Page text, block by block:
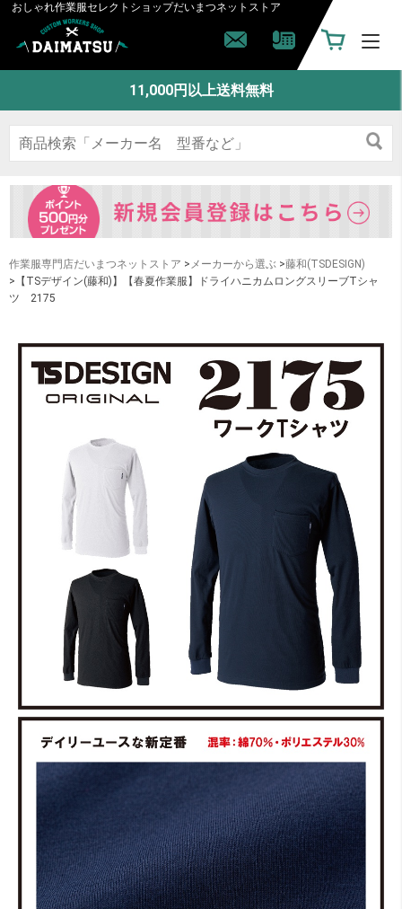
おしゃれ作業服セレクトショップだいまつネットストア
11,000円以上送料無料
作業服専門店だいまつネットストア > メーカーから選ぶ >藤和(TSDESIGN)
>【TSデザイン(藤和)】【春夏作業服】ドライハニカムロングスリーブTシャ
ツ 2175